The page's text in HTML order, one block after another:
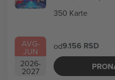
AVG-
JUN
2026-
2027
350 Karte
od9.156 RSD